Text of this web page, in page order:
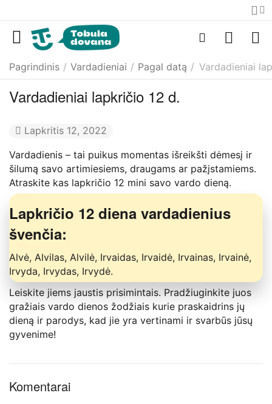
Pagrindinis / Vardadieniai / Pagal datą / Vardadieniai
Vardadieniai lapkričio 12 d.
Lapkritis 12, 2022
Vardadienis – tai puikus momentas išreikšti dėmesį ir
šilumą savo artimiesiems, draugams ar pažįstamiems.
Atraskite kas lapkričio 12 mini savo vardo dieną.
Lapkričio 12 diena vardadienius
švenčia:
Alvė, Alvilas, Alvilė, Irvaidas, Irvaidė, Irvainas, Irvainė,
Irvyda, Irvydas, Irvydė.
Leiskite jiems jaustis prisimintais. Pradžiuginkite juos
gražiais vardo dienos žodžiais kurie praskaidrins jų
dieną ir parodys, kad jie yra vertinami ir svarbūs jūsų
gyvenime!
Komentarai